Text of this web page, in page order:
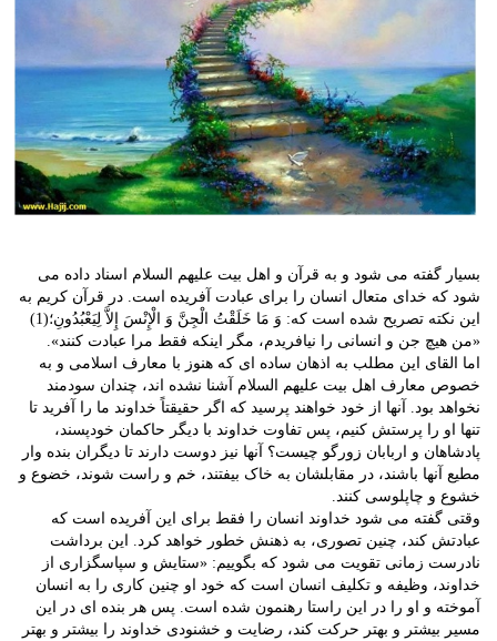
بسیار گفته می شود و به قرآن و اهل بیت علیهم السلام اسناد داده می
شود که خدای متعال انسان را برای عبادت آفریده است. در قرآن کریم به
این نکته تصریح شده است که: وَ مَا خَلَقْتُ الْجِنَّ وَ الْإِنْسَ إِلاَّ لِیَعْبُدُونِ‌؛(1)
«من هیچ جن و انسانی را نیافریدم، مگر اینکه فقط مرا عبادت کنند».
اما القای این مطلب به اذهان ساده ای که هنوز با معارف اسلامی و به
خصوص معارف اهل بیت علیهم السلام آشنا نشده اند، چندان سودمند
نخواهد بود. آنها از خود خواهند پرسید که اگر حقیقتاً خداوند ما را آفرید تا
تنها او را پرستش کنیم، پس تفاوت خداوند با دیگر حاکمان خودپسند،
پادشاهان و اربابان زورگو چیست؟ آنها نیز دوست دارند تا دیگران بنده وار
مطیع آنها باشند، در مقابلشان به خاک بیفتند، خم و راست شوند، خضوع و
خشوع و چاپلوسی کنند.
وقتی گفته می شود خداوند انسان را فقط برای این آفریده است که
عبادتش کند، چنین تصوری، به ذهنش خطور خواهد کرد. این برداشت
نادرست زمانی تقویت می شود که بگوییم: «ستایش و سپاسگزاری از
خداوند، وظیفه و تکلیف انسان است که خود او چنین کاری را به انسان
آموخته و او را در این راستا رهنمون شده است. پس هر بنده ای در این
مسیر بیشتر و بهتر حرکت کند، رضایت و خشنودی خداوند را بیشتر و بهتر